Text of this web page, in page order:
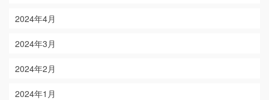
2024年4月
2024年3月
2024年2月
2024年1月